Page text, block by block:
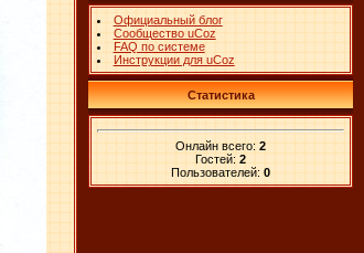
Официальный блог
Сообщество uCoz
FAQ по системе
Инструкции для uCoz
Статистика
Онлайн всего: 2
Гостей: 2
Пользователей: 0